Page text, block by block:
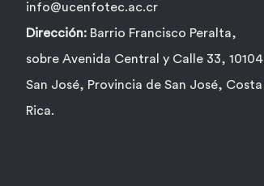
info@ucenfotec.ac.cr
Dirección: Barrio Francisco Peralta,
sobre Avenida Central y Calle 33, 10104
San José, Provincia de San José, Costa
Rica.